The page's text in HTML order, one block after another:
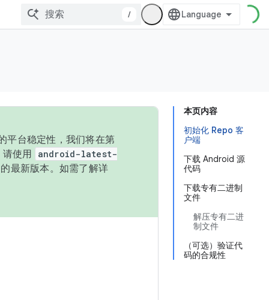
/
本页内容
初始化 Repo 客
户端
下载 Android 源
代码
下载专有二进制
文件
解压专有二进
制文件
（可选）验证代
码的合规性
平台稳定性，我们将在第
使用
android-latest-
最新版本。如需了解详